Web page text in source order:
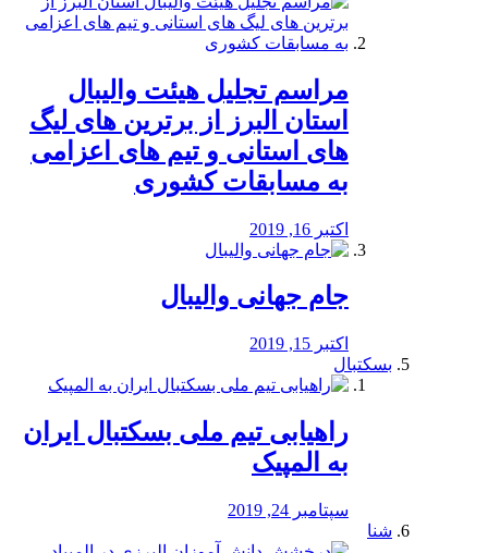
مراسم تجلیل هیئت والیبال
استان البرز از برترین های لیگ
های استانی و تیم های اعزامی
به مسابقات کشوری
اکتبر 16, 2019
جام جهانی والیبال
اکتبر 15, 2019
بسکتبال
راهیابی تیم ملی بسکتبال ایران
به المپیک
سپتامبر 24, 2019
شنا